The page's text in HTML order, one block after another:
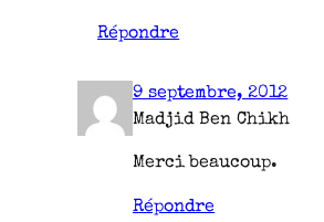
Répondre
9 septembre, 2012
Madjid Ben Chikh
Merci beaucoup.
Répondre